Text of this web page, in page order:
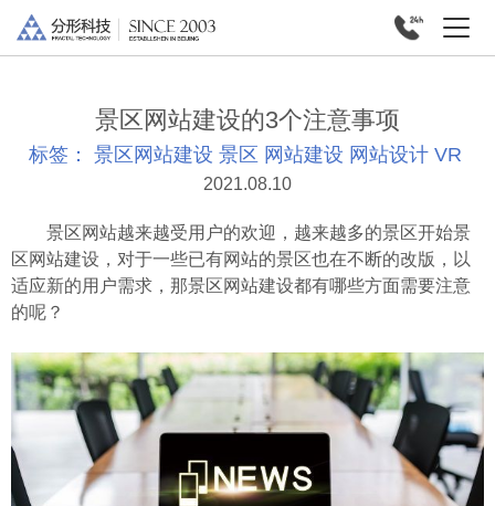
景区网站建设的3个注意事项
标签： 景区网站建设 景区 网站建设 网站设计 VR
2021.08.10
景区网站越来越受用户的欢迎，越来越多的景区开始景
区网站建设，对于一些已有网站的景区也在不断的改版，以
适应新的用户需求，那景区网站建设都有哪些方面需要注意
的呢？